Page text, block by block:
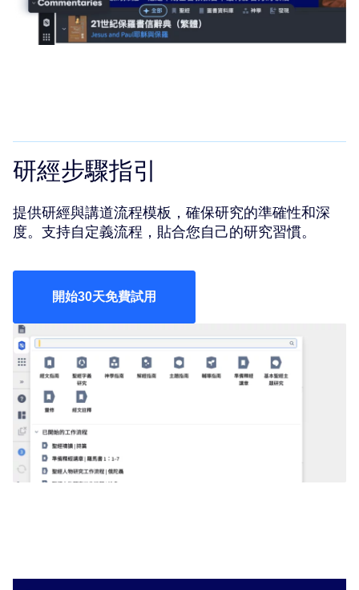
研經步驟指引
提供研經與講道流程模板，確保研究的準確性和深
度。支持自定義流程，貼合您自己的研究習慣。
開始30天免費試用